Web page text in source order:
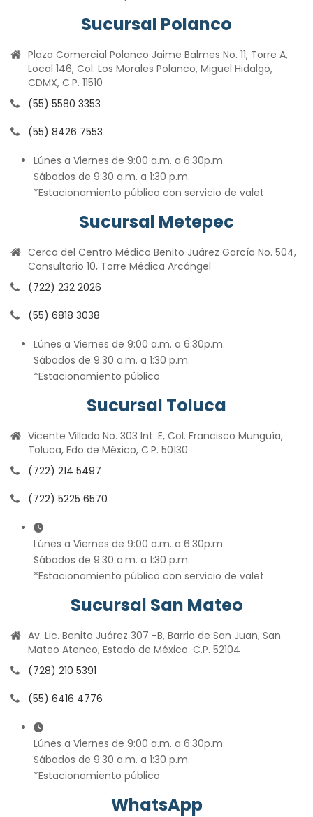
Sucursal Polanco
Plaza Comercial Polanco Jaime Balmes No. 11, Torre A,
Local 146, Col. Los Morales Polanco, Miguel Hidalgo,
CDMX, C.P. 11510
(55) 5580 3353
(55) 8426 7553
Lúnes a Viernes de 9:00 a.m. a 6:30p.m.
Sábados de 9:30 a.m. a 1:30 p.m.
*Estacionamiento público con servicio de valet
Sucursal Metepec
Cerca del Centro Médico Benito Juárez García No. 504,
Consultorio 10, Torre Médica Arcángel
(722) 232 2026
(55) 6818 3038
Lúnes a Viernes de 9:00 a.m. a 6:30p.m.
Sábados de 9:30 a.m. a 1:30 p.m.
*Estacionamiento público
Sucursal Toluca
Vicente Villada No. 303 Int. E, Col. Francisco Munguía,
Toluca, Edo de México, C.P. 50130
(722) 214 5497
(722) 5225 6570
Lúnes a Viernes de 9:00 a.m. a 6:30p.m.
Sábados de 9:30 a.m. a 1:30 p.m.
*Estacionamiento público con servicio de valet
Sucursal San Mateo
Av. Lic. Benito Juárez 307 -B, Barrio de San Juan, San
Mateo Atenco, Estado de México. C.P. 52104
(728) 210 5391
(55) 6416 4776
Lúnes a Viernes de 9:00 a.m. a 6:30p.m.
Sábados de 9:30 a.m. a 1:30 p.m.
*Estacionamiento público
WhatsApp